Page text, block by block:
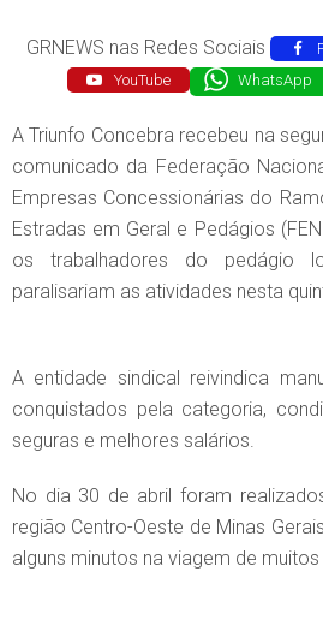
GRNEWS nas Redes Sociais
YouTube
WhatsApp
A Triunfo Concebra recebeu na
comunicado da Federação
Empresas Concessionárias do
Estradas em Geral e Pedágios
os trabalhadores do pedágio
paralisariam as atividades nesta
A entidade sindical reivindica
conquistados pela categoria,
seguras e melhores salários.
No dia 30 de abril foram
região Centro-Oeste de Minas
alguns minutos na viagem de